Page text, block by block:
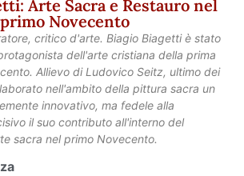
Arte Sacra e Restauro nel
primo Novecento
critico d'arte. Biagio Biagetti è stato
dell'arte cristiana della prima
Allievo di Ludovico Seitz, ultimo dei
nell'ambito della pittura sacra un
innovativo, ma fedele alla
il suo contributo all'interno del
sacra nel primo Novecento.